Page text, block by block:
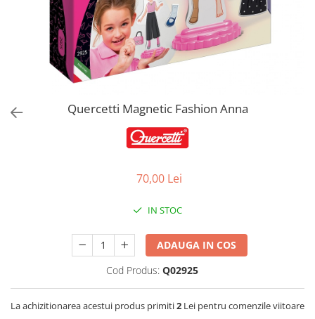
Consultanta Instalare
Jucarii de Sortare
Jucarii de tras
Jucarii din plus
Jucarii muzicale
Jucarii pentru baie
PAPUSI
Quercetti Magnetic Fashion Anna
70,00 Lei
IN STOC
ADAUGA IN COS
Cod Produs: Q02925
La achizitionarea acestui produs primiti2 Lei pentru comenzile viitoare